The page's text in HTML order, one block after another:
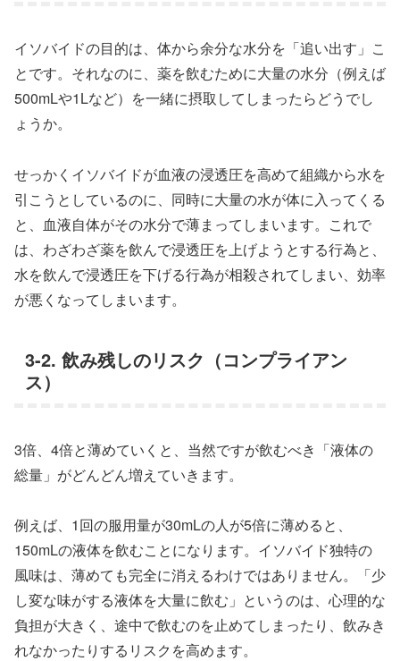
イソバイドの目的は、体から余分な水分を「追い出す」こ
とです。それなのに、薬を飲むために大量の水分（例えば
500mLや1Lなど）を一緒に摂取してしまったらどうでし
ょうか。
せっかくイソバイドが血液の浸透圧を高めて組織から水を
引こうとしているのに、同時に大量の水が体に入ってくる
と、血液自体がその水分で薄まってしまいます。これで
は、わざわざ薬を飲んで浸透圧を上げようとする行為と、
水を飲んで浸透圧を下げる行為が相殺されてしまい、効率
が悪くなってしまいます。
3-2. 飲み残しのリスク（コンプライアン
ス）
3倍、4倍と薄めていくと、当然ですが飲むべき「液体の
総量」がどんどん増えていきます。
例えば、1回の服用量が30mLの人が5倍に薄めると、
150mLの液体を飲むことになります。イソバイド独特の
風味は、薄めても完全に消えるわけではありません。「少
し変な味がする液体を大量に飲む」というのは、心理的な
負担が大きく、途中で飲むのを止めてしまったり、飲みき
れなかったりするリスクを高めます。